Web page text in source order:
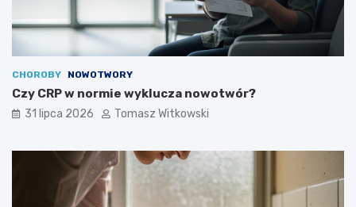
CHOROBY NOWOTWORY
Czy CRP w normie wyklucza nowotwór?
31 lipca 2026 Tomasz Witkowski